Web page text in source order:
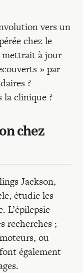
vers un
chez le
mettrait à jour
» par
?
la clinique ?
chez
Jackson,
étudie les
L’épilepsie
recherches ;
ou
également